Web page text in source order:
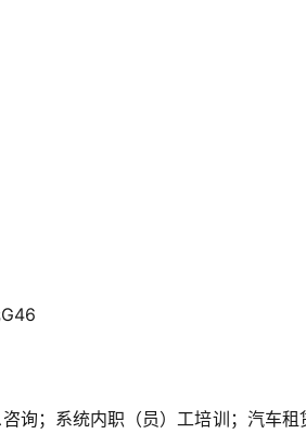
询；系统内职（员）工培训；汽车租